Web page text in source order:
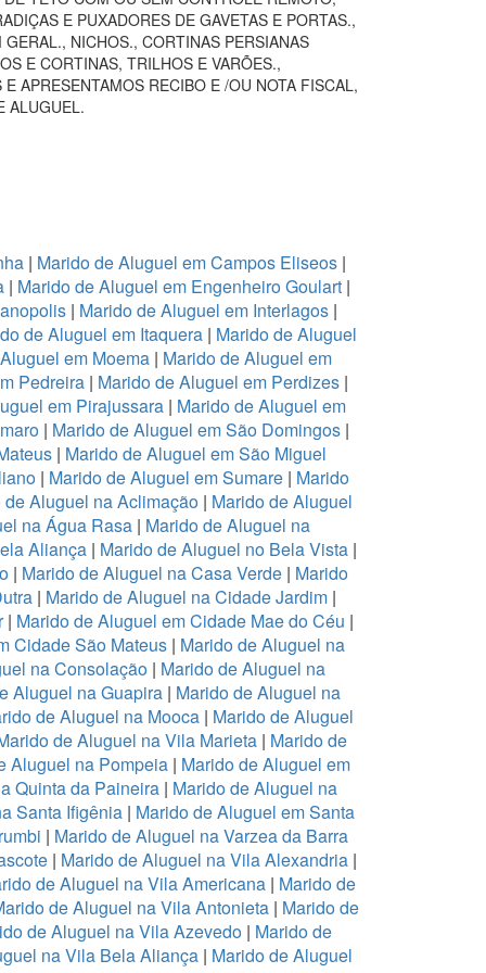
E PUXADORES DE GAVETAS E PORTAS.,
NICHOS., CORTINAS PERSIANAS
E CORTINAS, TRILHOS E VARÕES.,
APRESENTAMOS RECIBO E /OU NOTA FISCAL,
ALUGUEL.
| Marido de Aluguel em Campos Eliseos |
| Marido de Aluguel em Engenheiro Goulart |
| Marido de Aluguel em Interlagos|
de Aluguel em Itaquera| Marido de Aluguel
em Moema| Marido de Aluguel em
Pedreira| Marido de Aluguel em Perdizes|
em Pirajussara | Marido de Aluguel em
| Marido de Aluguel em São Domingos|
| Marido de Aluguel em São Miguel
| Marido de Aluguel em Sumare | Marido
de Aluguel na Aclimação| Marido de Aluguel
na Água Rasa | Marido de Aluguel na
Aliança | Marido de Aluguel no Bela Vista|
| Marido de Aluguel na Casa Verde | Marido
| Marido de Aluguel na Cidade Jardim |
| Marido de Aluguel em Cidade Mae do Céu |
Cidade São Mateus| Marido de Aluguel na
na Consolação | Marido de Aluguel na
Aluguel na Guapira| Marido de Aluguel na
de Aluguel na Mooca| Marido de Aluguel
de Aluguel na Vila Marieta | Marido de
Aluguel na Pompeia | Marido de Aluguel em
Quinta da Paineira | Marido de Aluguel na
Santa Ifigênia | Marido de Aluguel em Santa
| Marido de Aluguel na Varzea da Barra
| Marido de Aluguel na Vila Alexandria|
de Aluguel na Vila Americana| Marido de
de Aluguel na Vila Antonieta | Marido de
de Aluguel na Vila Azevedo| Marido de
na Vila Bela Aliança| Marido de Aluguel